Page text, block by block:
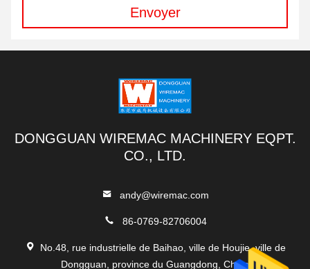
Envoyer
DONGGUAN WIREMAC MACHINERY EQPT.
CO., LTD.
andy@wiremac.com
86-0769-82706004
No.48, rue industrielle de Baihao, ville de Houjie, ville de
Dongguan, province du Guangdong, Chine